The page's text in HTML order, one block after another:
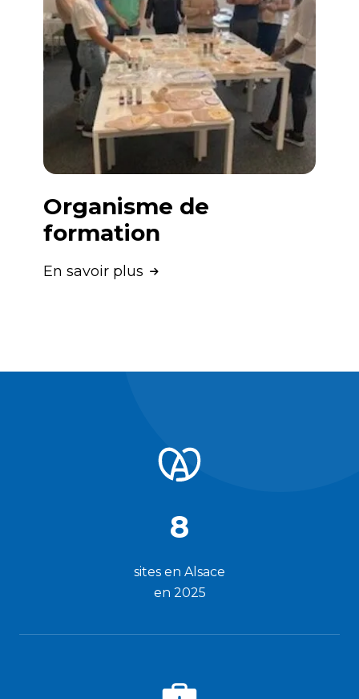
Organisme de
formation
En savoir plus
8
sites en Alsace
en 2025